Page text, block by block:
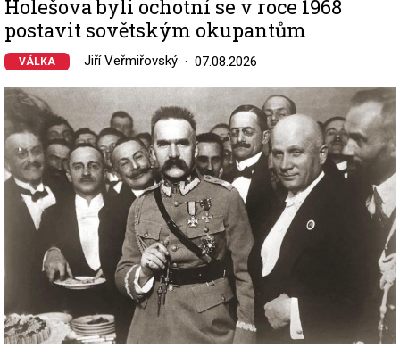
Holešova byli ochotní se v roce 1968
postavit sovětským okupantům
VÁLKA Jiří Veřmiřovský 07.08.2026
Image